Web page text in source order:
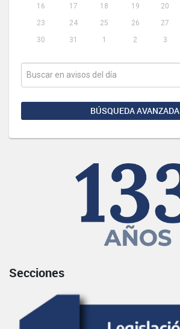
16
17 18 19 20
23
24 25 26 27
30
31 1 2 3
BÚSQUEDA AVANZADA
Secciones